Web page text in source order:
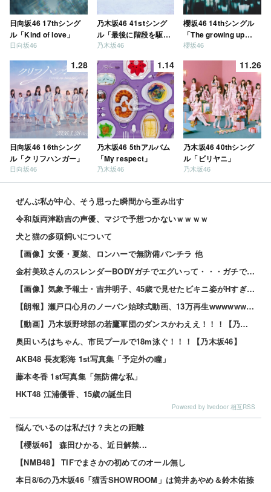
日向坂46 17thシング
ル「Kind of love」
日向坂46
乃木坂46 41stシング
ル「最後に階段を駆け
上がったのはいつ
乃木坂46
櫻坂46 14thシングル
「The growing up
train」
櫻坂46
1.28
日向坂46 16thシング
ル「クリフハンガー」
日向坂46
1.14
乃木坂46 5thアルバム
「My respect」
乃木坂46
11.26
乃木坂46 40thシング
ル「ビリヤニ」
乃木坂46
ぜんぶ私が中心、そう思った瞬間から歪み出す
令和版両津勘吉の声優、マジで予想つかないｗｗｗｗ
犬と猫の多頭飼いについて
【画像】女優・夏菜、ロンハーで無防備パンチラ 他
金村美玖さんのスレンダーBODYガチでエグいって・・・ガチでエグいって・・・ 他
【画像】気象予報士・吉井明子、45歳で見せたビキニ姿がHすぎる 他
【朗報】瀬戸口心月のノーバン始球式動画、13万再生wwwwwwwwww
【動画】乃木坂野球部の若鷹軍団のダンスかわええ！！！【乃木坂46】
奥田いろはちゃん、市民プールで18m泳ぐ！！！【乃木坂46】
AKB48 長友彩海 1st写真集「予定外の瞳」
藤本冬香 1st写真集「無防備な私」
HKT48 江浦優香、15歳の誕生日
Powered by livedoor 相互RSS
悩んでいるのは私だけ？夫との距離
【櫻坂46】 森田ひかる、近日解禁...
【NMB48】 TIFでまさかの初めてのオール無し
本日8/6の乃木坂46「猫舌SHOWROOM」は筒井あやめ＆鈴木佑捺